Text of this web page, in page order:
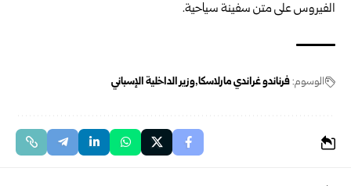
الفيروس على متن سفينة سياحية.
الوسوم:فرناندو غراندي مارلاسكا وزير الداخلية الإسباني